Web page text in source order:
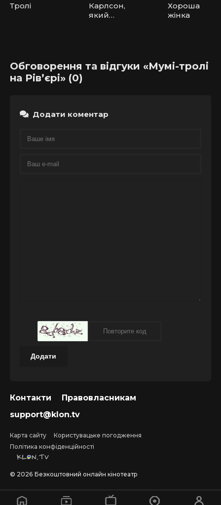
Тролі
Карлсон,
який
Хороша
жінка
Обговорення та відгуки «Мумі-тролі
на Рів’єрі» (0)
Додати коментар
Додати
Контакти
Правовласникам
support@klon.tv
Карта сайту
Користувацьке погодження
Політика конфіденційності
© 2026 Безкоштовний онлайн кінотеатр